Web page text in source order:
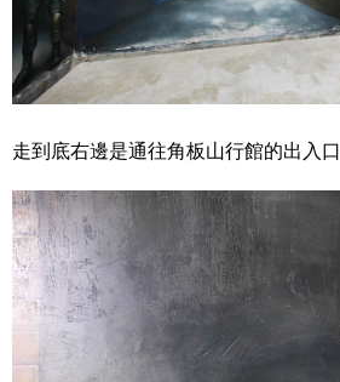
走到底右邊是通往角板山行館的出入口